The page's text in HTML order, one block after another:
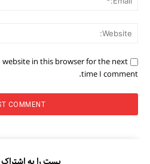
website in this browser for the next
time I comment.